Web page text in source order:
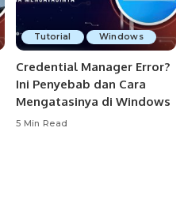
Tutorial Windows
Credential Manager Error?
Ini Penyebab dan Cara
Mengatasinya di Windows
5 Min Read